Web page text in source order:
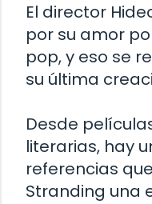
El director
por su amor
pop, y eso se
su última
Desde
literarias, hay
referencias
Stranding una